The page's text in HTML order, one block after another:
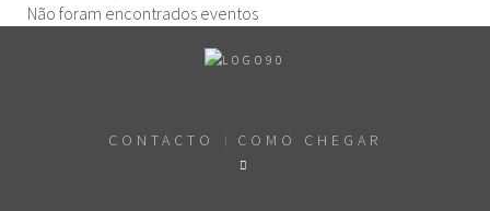
Não foram encontrados eventos
CONTACTO COMO CHEGAR